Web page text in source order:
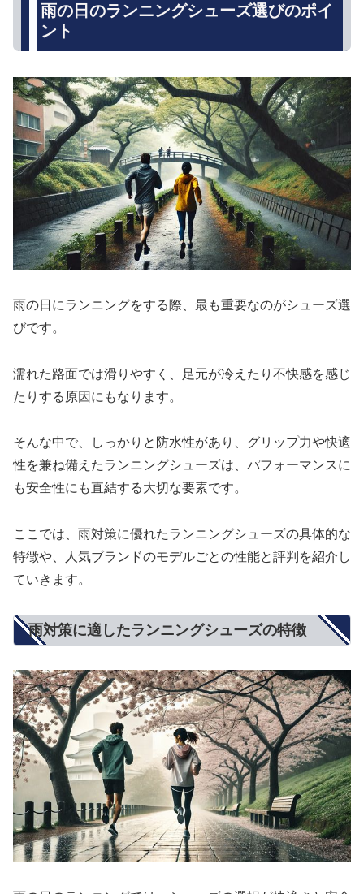
雨の日のランニングシューズ選びのポイ
ント
雨の日にランニングをする際、最も重要なのがシューズ選
びです。
濡れた路面では滑りやすく、足元が冷えたり不快感を感じ
たりする原因にもなります。
そんな中で、しっかりと防水性があり、グリップ力や快適
性を兼ね備えたランニングシューズは、パフォーマンスに
も安全性にも直結する大切な要素です。
ここでは、雨対策に優れたランニングシューズの具体的な
特徴や、人気ブランドのモデルごとの性能と評判を紹介し
ていきます。
雨対策に適したランニングシューズの特徴